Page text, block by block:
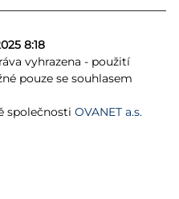
8:18
vyhrazena - použití
pouze se souhlasem
společnosti OVANET a.s.